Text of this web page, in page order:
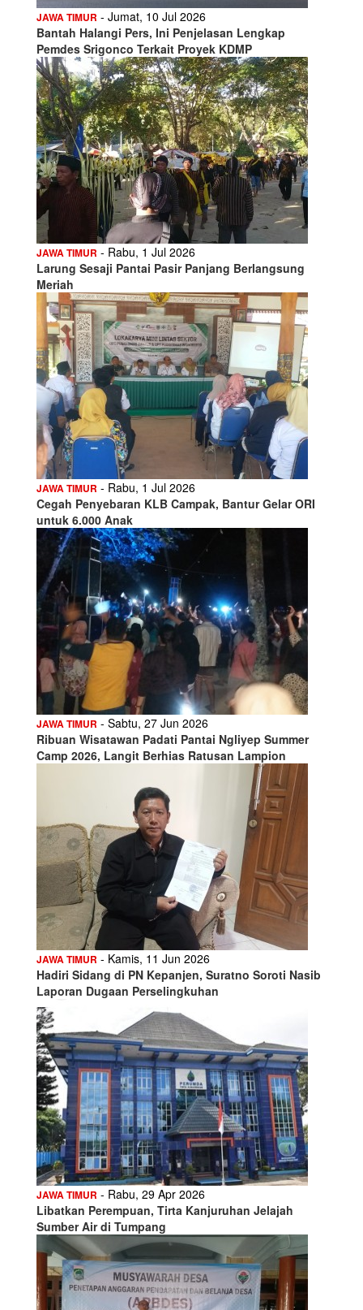
JAWA TIMUR - Jumat, 10 Jul 2026
Bantah Halangi Pers, Ini Penjelasan Lengkap
Pemdes Srigonco Terkait Proyek KDMP
JAWA TIMUR - Rabu, 1 Jul 2026
Larung Sesaji Pantai Pasir Panjang Berlangsung
Meriah
JAWA TIMUR - Rabu, 1 Jul 2026
Cegah Penyebaran KLB Campak, Bantur Gelar ORI
untuk 6.000 Anak
JAWA TIMUR - Sabtu, 27 Jun 2026
Ribuan Wisatawan Padati Pantai Ngliyep Summer
Camp 2026, Langit Berhias Ratusan Lampion
JAWA TIMUR - Kamis, 11 Jun 2026
Hadiri Sidang di PN Kepanjen, Suratno Soroti Nasib
Laporan Dugaan Perselingkuhan
JAWA TIMUR - Rabu, 29 Apr 2026
Libatkan Perempuan, Tirta Kanjuruhan Jelajah
Sumber Air di Tumpang